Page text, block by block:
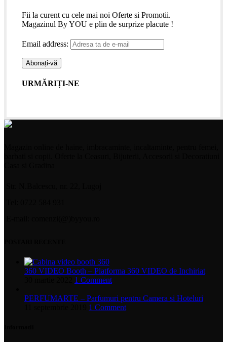
Fii la curent cu cele mai noi Oferte si Promotii.
Magazinul By YOU e plin de surprize placute !
Email address:
URMĂRIȚI-NE
360 VIDEO Booth – Platforma 360 VIDEO de Inchiriat
1 Comment
PERFUMARTE – Parfumuri pentru Camera si Hoteluri
1 Comment